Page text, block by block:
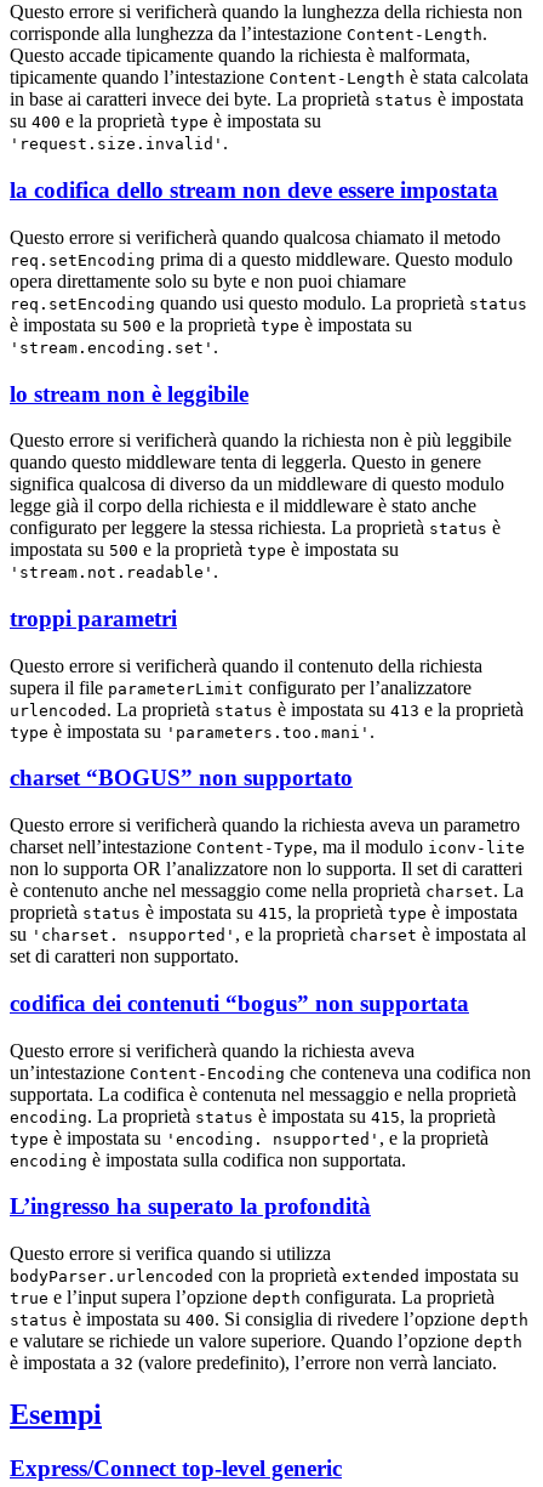
Questo errore si verificherà quando la lunghezza della richiesta non
corrisponde alla lunghezza da l’intestazione Content-Length.
Questo accade tipicamente quando la richiesta è malformata,
tipicamente quando l’intestazione Content-Length è stata calcolata
in base ai caratteri invece dei byte. La proprietà status è impostata
su 400 e la proprietà type è impostata su
'request.size.invalid' .
la codifica dello stream non deve essere impostata
Questo errore si verificherà quando qualcosa chiamato il metodo
req.setEncoding prima di a questo middleware. Questo modulo
opera direttamente solo su byte e non puoi chiamare
req.setEncoding quando usi questo modulo. La proprietà status
è impostata su 500 e la proprietà type è impostata su
'stream.encoding.set' .
lo stream non è leggibile
Questo errore si verificherà quando la richiesta non è più leggibile
quando questo middleware tenta di leggerla. Questo in genere
significa qualcosa di diverso da un middleware di questo modulo
legge già il corpo della richiesta e il middleware è stato anche
configurato per leggere la stessa richiesta. La proprietà status è
impostata su 500 e la proprietà type è impostata su
'stream.not.readable' .
troppi parametri
Questo errore si verificherà quando il contenuto della richiesta
supera il file parameterLimit configurato per l’analizzatore
urlencoded . La proprietà status è impostata su 413 e la proprietà
type è impostata su 'parameters.too.mani' .
charset “BOGUS” non supportato
Questo errore si verificherà quando la richiesta aveva un parametro
charset nell’intestazione Content-Type, ma il modulo iconv-lite
non lo supporta OR l’analizzatore non lo supporta. Il set di caratteri
è contenuto anche nel messaggio come nella proprietà charset. La
proprietà status è impostata su 415, la proprietà type è impostata
su 'charset. nsupported' , e la proprietà charset è impostata al
set di caratteri non supportato.
codifica dei contenuti “bogus” non supportata
Questo errore si verificherà quando la richiesta aveva
un’intestazione Content-Encoding che conteneva una codifica non
supportata. La codifica è contenuta nel messaggio e nella proprietà
encoding. La proprietà status è impostata su 415, la proprietà
type è impostata su 'encoding. nsupported' , e la proprietà
encoding è impostata sulla codifica non supportata.
L’ingresso ha superato la profondità
Questo errore si verifica quando si utilizza
bodyParser.urlencoded con la proprietà extended impostata su
true e l’input supera l’opzione depth configurata. La proprietà
status è impostata su 400. Si consiglia di rivedere l’opzione depth
e valutare se richiede un valore superiore. Quando l’opzione depth
è impostata a 32 (valore predefinito), l’errore non verrà lanciato.
Esempi
Express/Connect top-level generic